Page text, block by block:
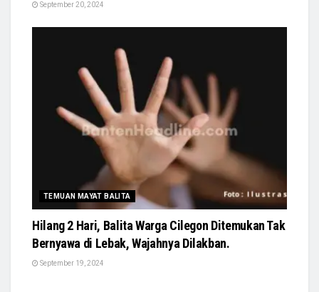
September 20, 2024
TEMUAN MAYAT BALITA
Hilang 2 Hari, Balita Warga Cilegon Ditemukan Tak
Bernyawa di Lebak, Wajahnya Dilakban.
September 19, 2024